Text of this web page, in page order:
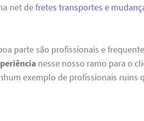
net defretes transportes e
parte são profissionais e
nesse nosso ramo para o
exemplo de profissionais ruins